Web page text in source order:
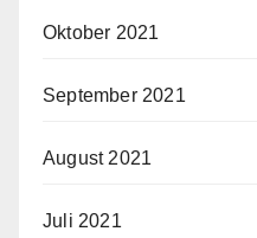
Oktober 2021
September 2021
August 2021
Juli 2021